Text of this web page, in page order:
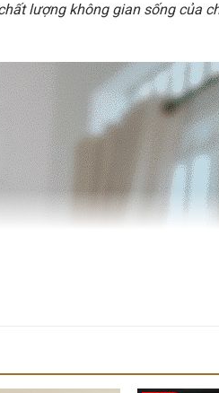
lượng không gian sống của